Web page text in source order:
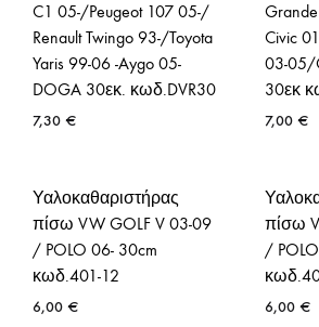
C1 05-/Peugeot 107 05-/
Renault Twingo 93-/Toyota
Yaris 99-06 -Aygo 05-
DOGA 30εκ. κωδ.DVR30
7,30 €
Civic
03-05/
30εκ
7,00 €
Υαλοκαθαριστήρας
πίσω VW GOLF V 03-09
/ POLO 06- 30cm
κωδ.401-12
6,00 €
πίσω
/
6,00 €